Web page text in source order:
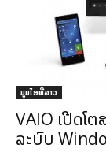
ມູມໄອທີລາວ
VAIO ເປີດໂ
ລະບົບ